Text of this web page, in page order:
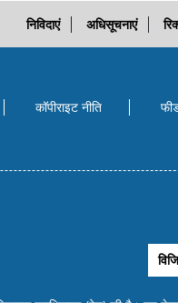
निविदाएं अधिसूचनाएं
कॉपीराइट नीति